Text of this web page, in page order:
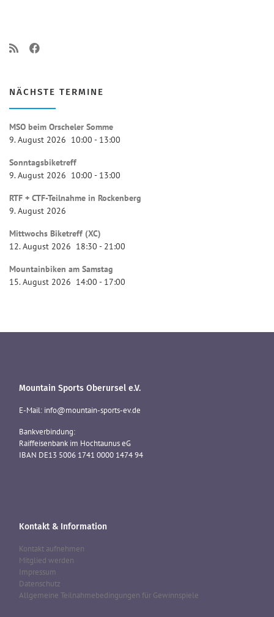
NÄCHSTE TERMINE
MSO beim Orscheler Somme
9. August 2026 10:00 - 13:00
Sonntagsbiketreff
9. August 2026 10:00 - 13:00
RTF + CTF-Teilnahme in Rockenberg
9. August 2026
Mittwochs Biketreff (XC)
12. August 2026 18:30 - 21:00
Mountainbiken am Samstag
15. August 2026 14:00 - 17:00
Mountain Sports Oberursel e.V.
E-Mail: info@mountain-sports-ev.de
Bankverbindung:
Raiffeisenbank im Hochtaunus eG
IBAN DE13 5006 1741 0000 1474 94
Kontakt & Information
Kontakt aufnehmen
Mitglied werden
Impressum
Datenschutz
Allgemeine Teilnahmebedingungen für Gewinnspiele